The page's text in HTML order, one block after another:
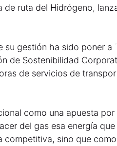
de ruta del Hidrógeno,
gestión ha sido poner a
de Sostenibilidad
de servicios de
como una apuesta por
del gas esa energía que
competitiva, sino que como